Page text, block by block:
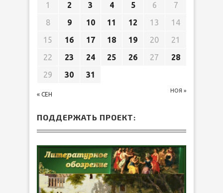
« СЕН
НОЯ »
1 2 3 4 5 6
7
8
9 10 11 12 13
14
15
16 17 18 19 20
21
22
23 24 25 26 27
28
29
30 31
ПОДДЕРЖАТЬ ПРОЕКТ: